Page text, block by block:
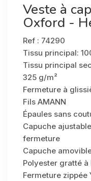
Veste à
Oxford -
Ref : 74290
Tissu principal:
Tissu principal
325 g/m²
Fermeture à
Fils AMANN
Épaules sans
Capuche
fermeture
Capuche
Polyester gratté à
Fermeture